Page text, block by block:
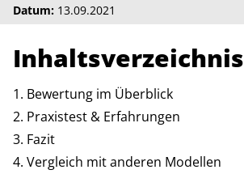
Datum: 13.09.2021
Inhaltsverzeichnis
Bewertung im Überblick
Praxistest & Erfahrungen
Fazit
Vergleich mit anderen Modellen